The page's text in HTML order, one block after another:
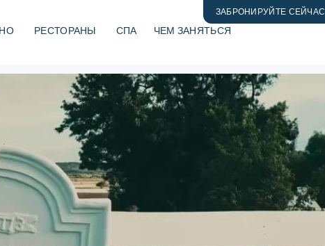
ЗАБРОНИРУЙТЕ СЕЙЧАС
РЕСТОРАНЫ СПА ЧЕМ ЗАНЯТЬСЯ